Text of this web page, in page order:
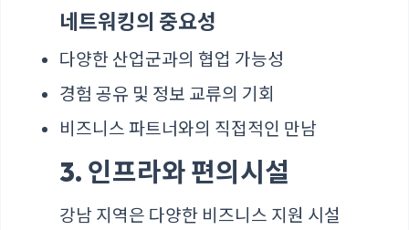
네트워킹의 중요성
다양한 산업군과의 협업 가능성
경험 공유 및 정보 교류의 기회
비즈니스 파트너와의 직접적인 만남
3. 인프라와 편의시설
강남 지역은 다양한 비즈니스 지원 시설